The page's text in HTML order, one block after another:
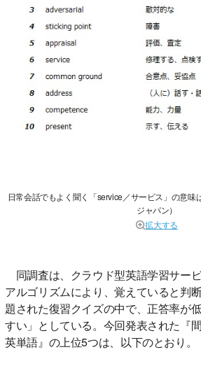
日常会話でもよく聞く「service／サービス」の意味
ジャパン）
拡大する
同調査は、クラウド型英語学習サー
アルゴリズムにより、覚えていると判
題された復習クイズの中で、正答率が
すい」としている。今回発表された『
英単語』の上位5つは、以下のとおり。